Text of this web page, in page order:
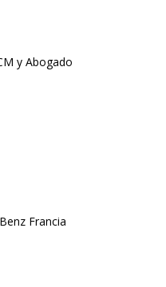
y Abogado
Francia